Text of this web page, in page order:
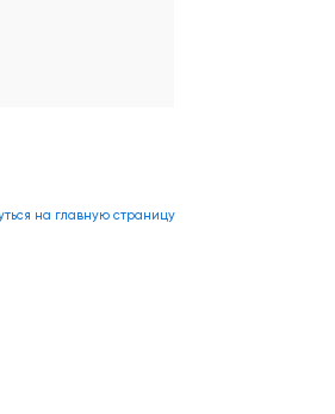
на главную страницу